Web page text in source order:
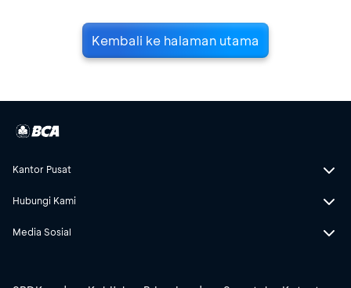
Kembali ke halaman utama
Kantor Pusat
Hubungi Kami
Media Sosial